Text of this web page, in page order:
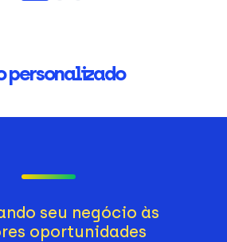
personalizado
seu negócio às
oportunidades